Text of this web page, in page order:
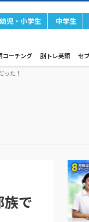
幼児・小学生 中学生
コーチング 脳トレ英語 セ
った！
族で